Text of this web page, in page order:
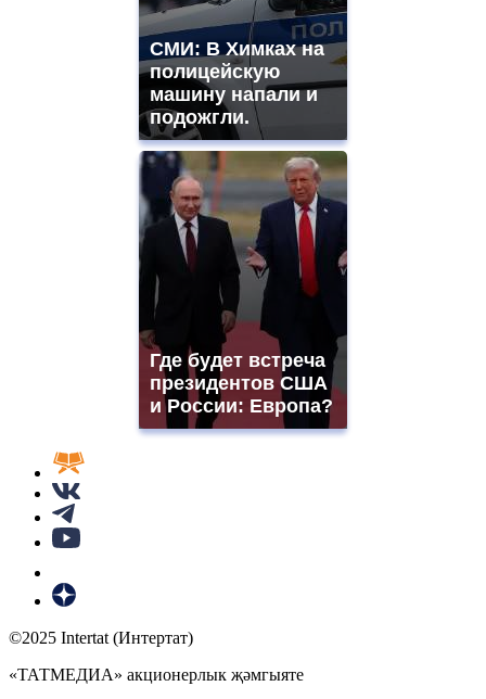
СМИ: В Химках на
полицейскую
машину напали и
подожгли.
Где будет встреча
президентов США
и России: Европа?
©2025 Intertat (Интертат)
«ТАТМЕДИА» акционерлык җәмгыяте